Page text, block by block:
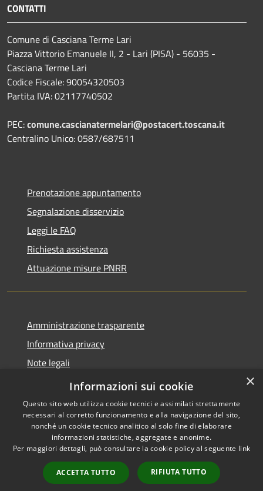
CONTATTI
Comune di Casciana Terme Lari
Piazza Vittorio Emanuele II, 2 - Lari (PISA) - 56035 -
Casciana Terme Lari
Codice Fiscale: 90054320503
Partita IVA: 02117740502
PEC:comune.cascianatermelari@postacert.toscana.it
Centralino Unico: 0587/687511
Prenotazione appuntamento
Segnalazione disservizio
Leggi le FAQ
Richiesta assistenza
Attuazione misure PNRR
Amministrazione trasparente
Informativa privacy
Note legali
Dichiarazione di accessibilità
Accessibilità
Copyright © 2026 • Comune di
Casciana Terme Lari • Powered
byMunicipium
Accesso
redazione
×
Informazioni sui cookie
Questo sito web utilizza cookie tecnici e assimilati strettamente
necessari al corretto funzionamento e alla navigazione del sito,
nonché un cookie tecnico analitico al solo fine di elaborare
informazioni statistiche, aggregate e anonime.
Per maggiori dettagli, può consultare la cookie policy al seguente link
ACCETTA TUTTO RIFIUTA TUTTO